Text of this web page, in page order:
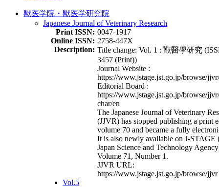
獣医学院・獣医学研究院
Japanese Journal of Veterinary Research
Print ISSN: 0047-1917
Online ISSN: 2758-447X
Description: Title change: Vol. 1 : 獸醫學研究
3457 (Print))
Journal Website :
https://www.jstage.jst.go.jp/browse/
Editorial Board :
https://www.jstage.jst.go.jp/browse/
char/en
The Japanese Journal of Veterinary
(JJVR) has stopped publishing a print
volume 70 and became a fully
It is also newly available on J-STAGE
Japan Science and Technology
Volume 71, Number 1.
JJVR URL:
https://www.jstage.jst.go.jp/browse/jjvr
Vol.5